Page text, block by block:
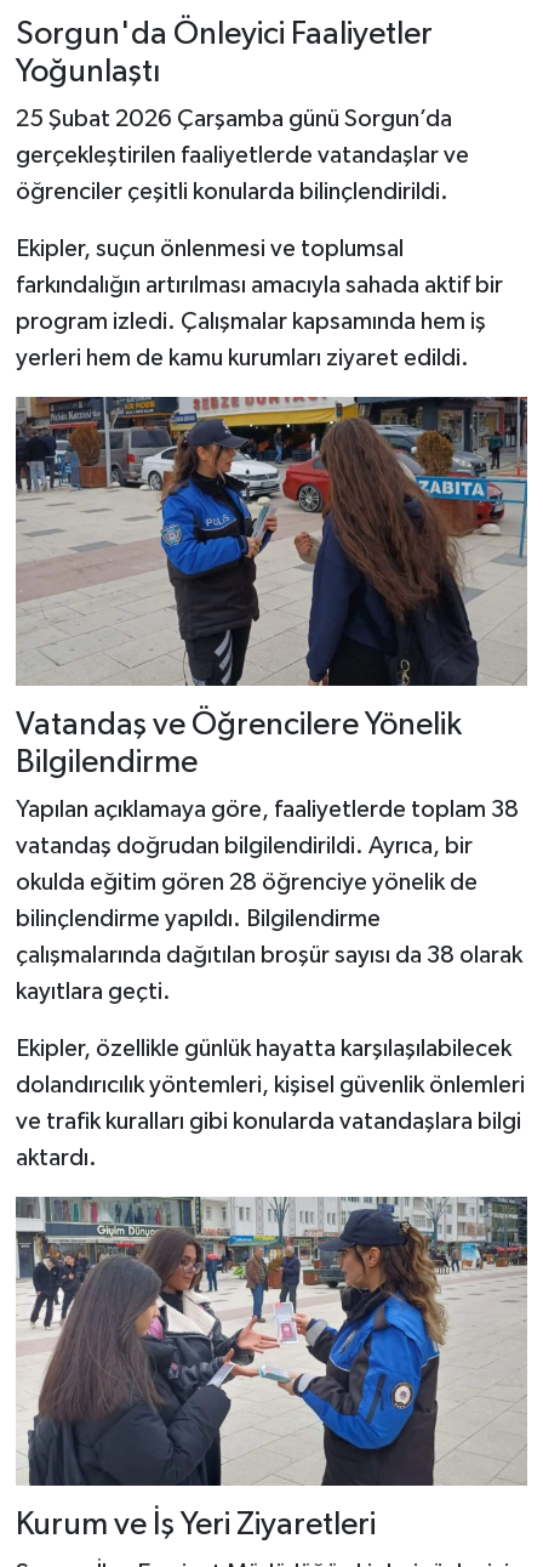
Sorgun'da Önleyici Faaliyetler
Yoğunlaştı
25 Şubat 2026 Çarşamba günü Sorgun’da
gerçekleştirilen faaliyetlerde vatandaşlar ve
öğrenciler çeşitli konularda bilinçlendirildi.
Ekipler, suçun önlenmesi ve toplumsal
farkındalığın artırılması amacıyla sahada aktif bir
program izledi. Çalışmalar kapsamında hem iş
yerleri hem de kamu kurumları ziyaret edildi.
Vatandaş ve Öğrencilere Yönelik
Bilgilendirme
Yapılan açıklamaya göre, faaliyetlerde toplam 38
vatandaş doğrudan bilgilendirildi. Ayrıca, bir
okulda eğitim gören 28 öğrenciye yönelik de
bilinçlendirme yapıldı. Bilgilendirme
çalışmalarında dağıtılan broşür sayısı da 38 olarak
kayıtlara geçti.
Ekipler, özellikle günlük hayatta karşılaşılabilecek
dolandırıcılık yöntemleri, kişisel güvenlik önlemleri
ve trafik kuralları gibi konularda vatandaşlara bilgi
aktardı.
Kurum ve İş Yeri Ziyaretleri